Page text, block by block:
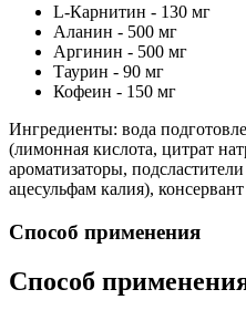
L-Карнитин - 130 мг
Аланин - 500 мг
Аргинин - 500 мг
Таурин - 90 мг
Кофеин - 150 мг
Ингредиенты: вода
(лимонная кислота, цитрат
ароматизаторы,
ацесульфам калия),
Способ применения
Способ